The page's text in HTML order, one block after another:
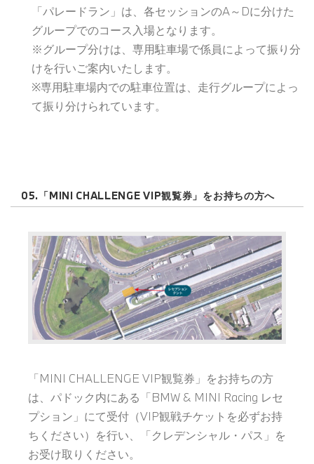
「パレードラン」は、各セッションのA～Dに分けた
グループでのコース入場となります。
※グループ分けは、専用駐車場で係員によって振り分
けを行いご案内いたします。
※専用駐車場内での駐車位置は、走行グループによっ
て振り分けられています。
05.「MINI CHALLENGE VIP観覧券」をお持ちの方へ
「MINI CHALLENGE VIP観覧券」をお持ちの方
は、パドック内にある「BMW & MINI Racing レセ
プション」にて受付（VIP観戦チケットを必ずお持
ちください）を行い、「クレデンシャル・パス」を
お受け取りください。